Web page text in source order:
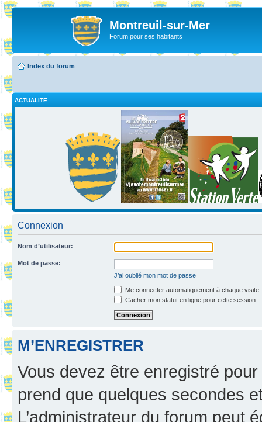
Montreuil-sur-Mer
Forum pour ses habitants
Index du forum
ACTUALITE
Connexion
Nom d’utilisateur:
Mot de passe:
J’ai oublié mon mot de passe
Me connecter automatiquement à chaque visite
Cacher mon statut en ligne pour cette session
M’ENREGISTRER
Vous devez être enregistré
prend que quelques secondes
L’administrateur du forum peut